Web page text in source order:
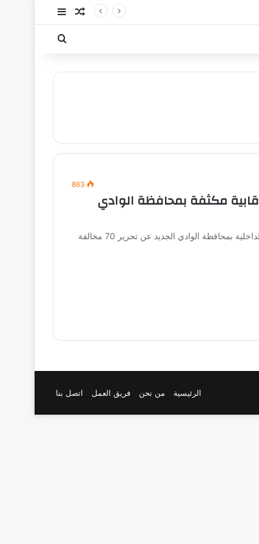
مقال عشوائي
إضافة عمود
بحث عن
863
مكثفة بمحافظة الوادي
أسفرت الحملات الرقابية التي نفذتها مديرية التموين والتجارة الداخلية بمحافظة الوادي الجديد عن تحرير 70 مخالفة
الرئيسية من نحن فريق العمل اتصل بنا